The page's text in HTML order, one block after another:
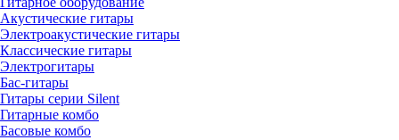
Акустические гитары
Электроакустические гитары
Классические гитары
Электрогитары
Бас-гитары
Гитары серии Silent
Гитарные комбо
Басовые комбо